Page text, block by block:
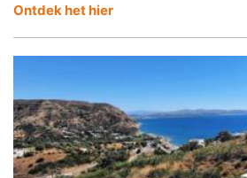
Ontdek het hier